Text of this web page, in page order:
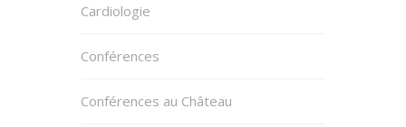
Cardiologie
Conférences
Conférences au Château